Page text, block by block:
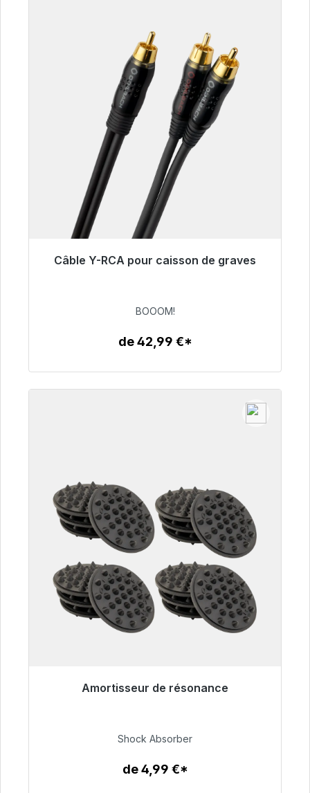
Câble Y-RCA pour caisson de graves
53,49 €
BOOOM!
de 42,99 €*
Amortisseur de résonance
54,99 €
Shock Absorber
de 4,99 €*